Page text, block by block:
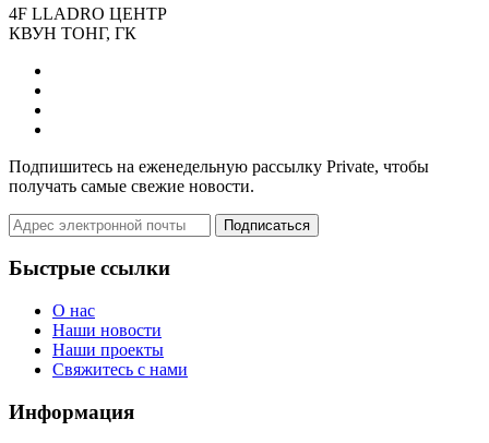
4F LLADRO ЦЕНТР
КВУН ТОНГ, ГК
Подпишитесь на еженедельную рассылку Private, чтобы
получать самые свежие новости.
Подписаться
Быстрые ссылки
О нас
Наши новости
Наши проекты
Свяжитесь с нами
Информация